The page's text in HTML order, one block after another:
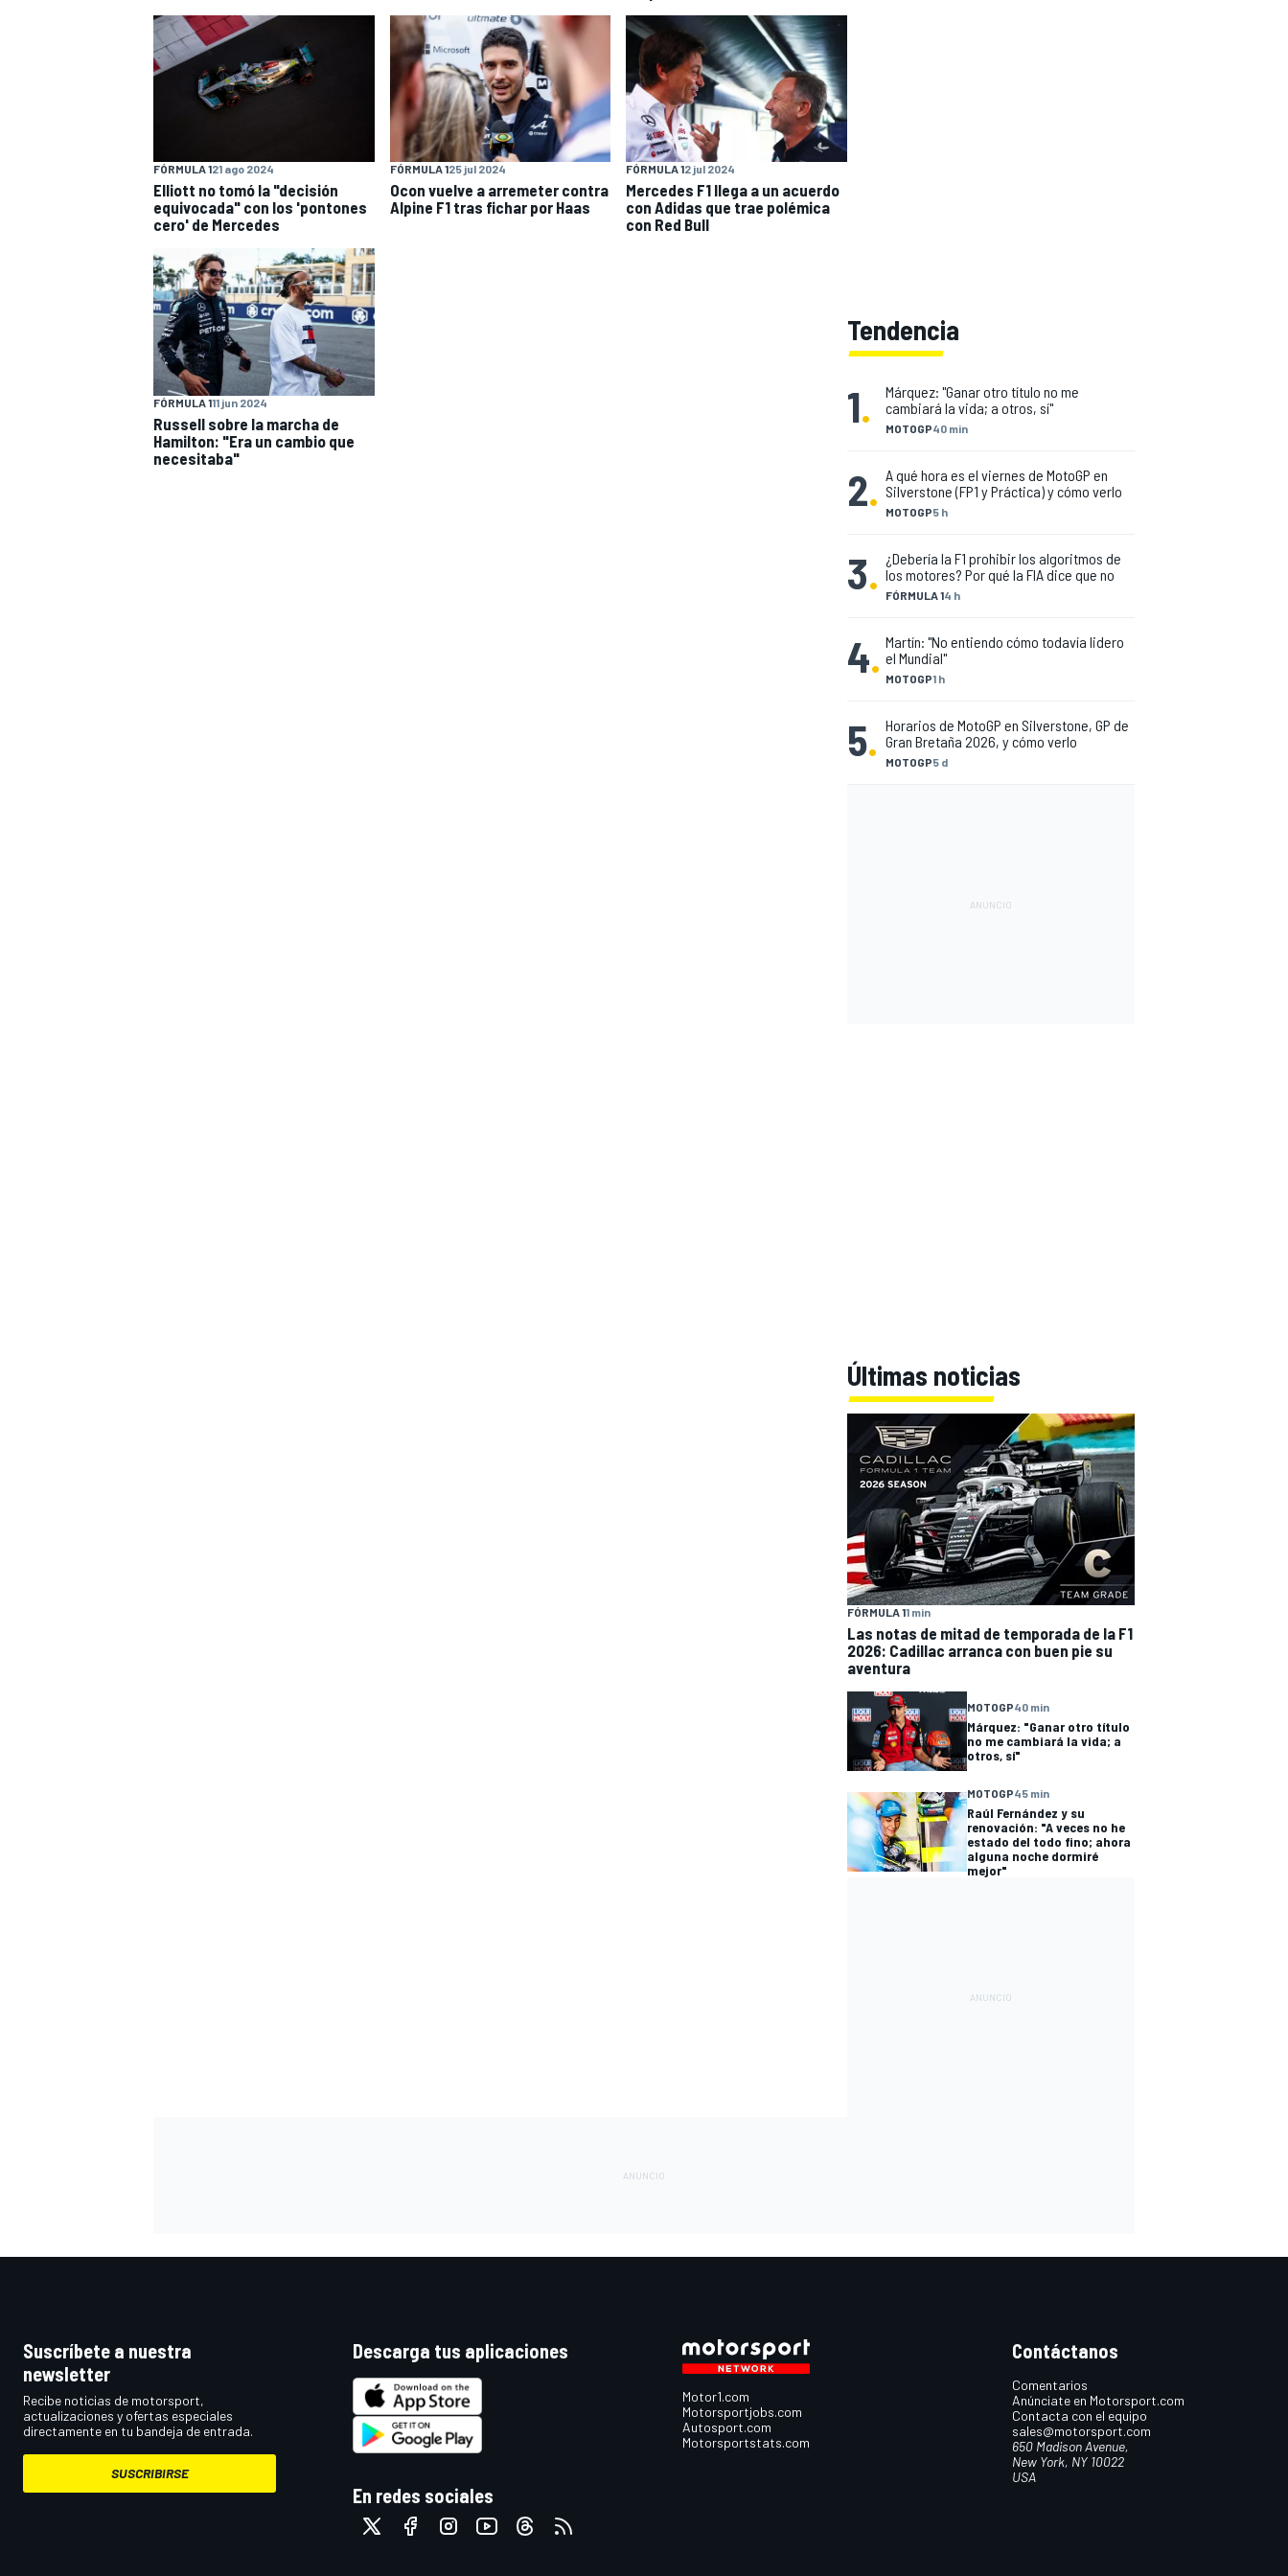
INDYCAR WRC
WEC FÓRMULA E
FÓRMULA 121 ago 2024
Elliott no tomó la "decisión
equivocada" con los 'pontones
cero' de Mercedes
FÓRMULA 125 jul 2024
Ocon vuelve a arremeter contra
Alpine F1 tras fichar por Haas
FÓRMULA 12 jul 2024
Mercedes F1 llega a un acuerdo
con Adidas que trae polémica
con Red Bull
FÓRMULA 111 jun 2024
Russell sobre la marcha de
Hamilton: "Era un cambio que
necesitaba"
Tendencia
1. MOTOGP40 min
Márquez: "Ganar otro título no me
cambiará la vida; a otros, sí"
2. MOTOGP5 h
A qué hora es el viernes de MotoGP en
Silverstone (FP1 y Práctica) y cómo verlo
3. FÓRMULA 14 h
¿Debería la F1 prohibir los algoritmos de
los motores? Por qué la FIA dice que no
4. MOTOGP1 h
Martín: "No entiendo cómo todavía lidero
el Mundial"
5. MOTOGP5 d
Horarios de MotoGP en Silverstone, GP de
Gran Bretaña 2026, y cómo verlo
Últimas noticias
FÓRMULA 11 min
Las notas de mitad de temporada de la F1
2026: Cadillac arranca con buen pie su
aventura
MOTOGP40 min
Márquez: "Ganar otro título
no me cambiará la vida; a
otros, sí"
MOTOGP45 min
Raúl Fernández y su
renovación: "A veces no he
estado del todo fino; ahora
alguna noche dormiré
mejor"
Suscríbete a nuestra
newsletter
Recibe noticias de motorsport,
actualizaciones y ofertas especiales
directamente en tu bandeja de entrada.
SUSCRIBIRSE
Descarga tus aplicaciones
En redes sociales
Motor1.com
Motorsportjobs.com
Autosport.com
Motorsportstats.com
Contáctanos
Comentarios
Anúnciate en Motorsport.com
Contacta con el equipo
sales@motorsport.com
650 Madison Avenue,
New York, NY 10022
USA